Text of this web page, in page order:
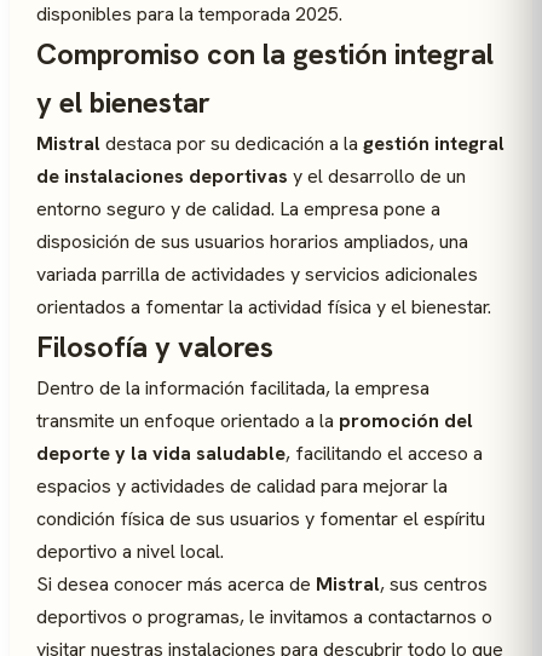
disponibles para la temporada 2025.
Compromiso con la gestión integral
y el bienestar
Mistraldestaca por su dedicación a la gestión integral
de instalaciones deportivas y el desarrollo de un
entorno seguro y de calidad. La empresa pone a
disposición de sus usuarios horarios ampliados, una
variada parrilla de actividades y servicios adicionales
orientados a fomentar la actividad física y el bienestar.
Filosofía y valores
Dentro de la información facilitada, la empresa
transmite un enfoque orientado a la promoción del
deporte y la vida saludable, facilitando el acceso a
espacios y actividades de calidad para mejorar la
condición física de sus usuarios y fomentar el espíritu
deportivo a nivel local.
Si desea conocer más acerca de Mistral, sus centros
deportivos o programas, le invitamos a contactarnos o
visitar nuestras instalaciones para descubrir todo lo que